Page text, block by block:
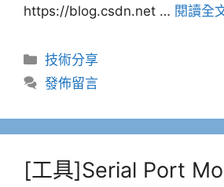
https://blog.csdn.net … 閱讀全
分
類
技術分享
發佈留言
[工具]Serial Port